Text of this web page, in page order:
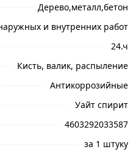
грунтовки
минеральных масел,
от минус 45 до
металлических,
ее приобретают для
гаражей, заборов,
Дерево,металл,бетон
и внутренних работ
24.ч
Кисть, валик, распыление
Антикоррозийные
Уайт спирит
4603292033587
за 1 штуку